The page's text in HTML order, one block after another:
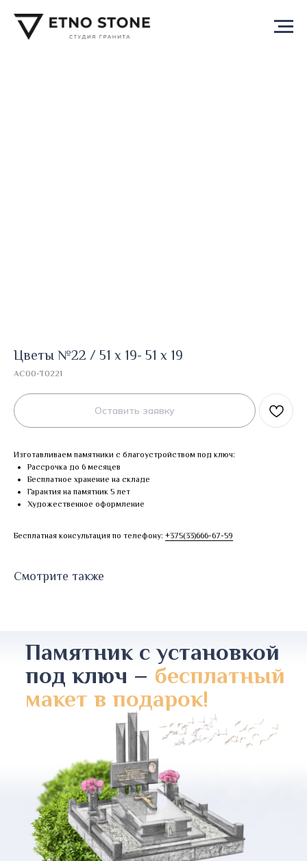
Цветы №22 / 51 х 19- 51 х 19
AC00-T0221
Оставить заявку
Изготавливаем памятники с благоустройством под ключ:
Рассрочка до 6 месяцев
Бесплатное хранение на складе
Гарантия на памятник 5 лет
Художественное оформление
Бесплатная консультация по телефону: +375(33)666-67-59
Смотрите также
Памятник с установкой
под ключ – бесплатный
макет в подарок!